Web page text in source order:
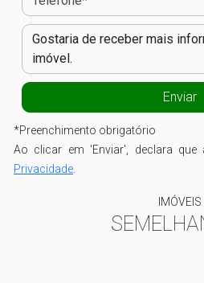
*Preenchimento obrigatório
Ao clicar em 'Enviar', declara que
Privacidade
IMÓVEIS